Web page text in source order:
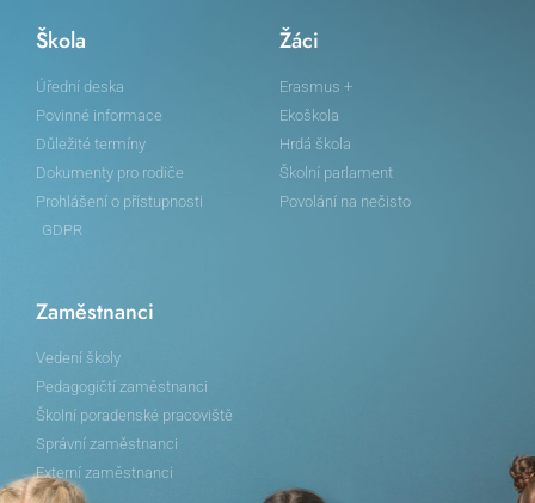
Škola
Úřední deska
Povinné informace
Důležité termíny
Dokumenty pro rodiče
Prohlášení o přístupnosti
GDPR
Žáci
Erasmus +
Ekoškola
Hrdá škola
Školní parlament
Povolání na nečisto
Zaměstnanci
Vedení školy
Pedagogičtí zaměstnanci
Školní poradenské pracoviště
Správní zaměstnanci
Externí zaměstnanci